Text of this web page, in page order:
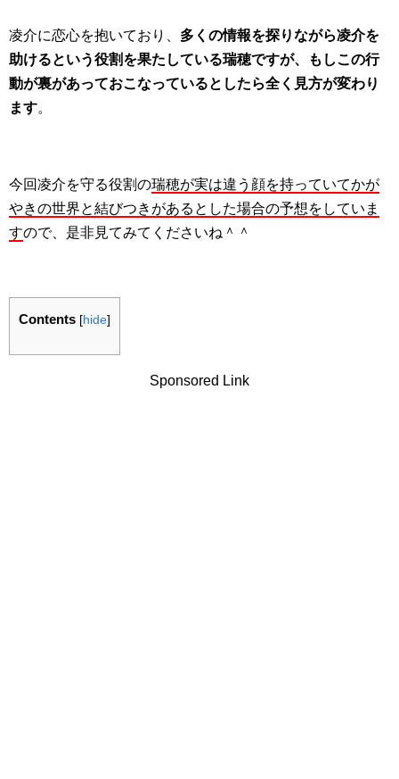
凌介に恋心を抱いており、 多くの情報を探りながら凌介を
助けるという役割を果たしている瑞穂ですが、もしこの行
動が裏があっておこなっているとしたら全く見方が変わり
ます。
今回凌介を守る役割の瑞穂が実は違う顔を持っていてかが
やきの世界と結びつきがあるとした場合の予想をしていま
すので、是非見てみてくださいね＾＾
Contents [hide]
Sponsored Link